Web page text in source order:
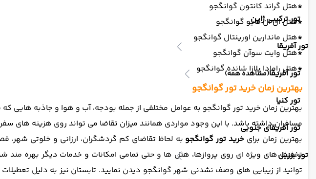
تور ترکیبی ژاپن
تور آفریقا
تور آفریقا(مشاهده همه)
تور کنیا
تور آفریقای جنوبی
تور برزیل
*هتل گراند کانتون گوانگجو
*هتل ال ان فایو گوانگجو
*هتل ماندارین اورینتال گوانگجو
*هتل وایت سوآن گوانگجو
*هتل رامادا پلازا شانده گوانگجو
بهترین زمان خرید تور گوانگجو
بهترین زمان خرید تور گوانگجو به عوامل مختلفی از جمله بودجه، آب و هوا و جاذبه هایی که
مسافران داشته باشد. با این وجود مواردی همانند میزان تقاضا می تواند روی هزینه های
بهترین زمان برای خرید تور گوانگجو به لحاظ تقاضای کم گردشگران، ارزانی و خلوتی
تخفیف های ویژه ای روی پروازها، هتل ها و حتی تمامی امکانات و خدمات دیگر بهره
توانید از زیبایی های وصف نشدنی شهر گوانگجو دیدن نمایید. تابستان نیز به دلیل